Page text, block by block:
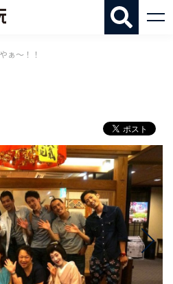
ぁ〜！！